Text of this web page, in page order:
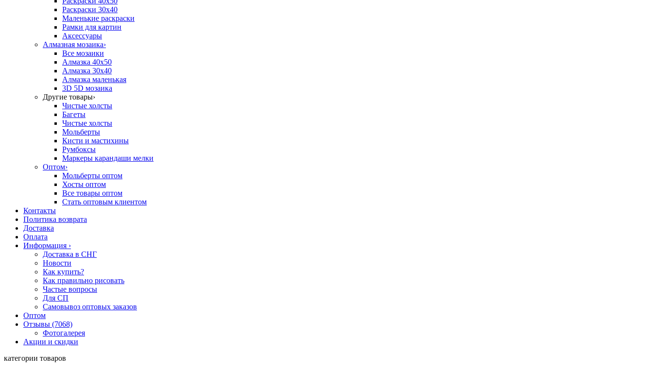
Раскраски 30х40
Маленькие раскраски
Рамки для картин
Аксессуары
Алмазная мозаика›
Все мозаики
Алмазка 40х50
Алмазка 30х40
Алмазка маленькая
3D 5D мозаика
Другие товары›
Чистые холсты
Багеты
Чистые холсты
Мольберты
Кисти и мастихины
Румбоксы
Маркеры карандаши мелки
Оптом›
Мольберты оптом
Хосты оптом
Все товары оптом
Стать оптовым клиентом
Контакты
Политика возврата
Доставка
Оплата
Информация ›
Доставка в СНГ
Новости
Как купить?
Как правильно рисовать
Частые вопросы
Для СП
Самовывоз оптовых заказов
Оптом
Отзывы (7068)
Фотогалерея
Акции и скидки
категории товаров